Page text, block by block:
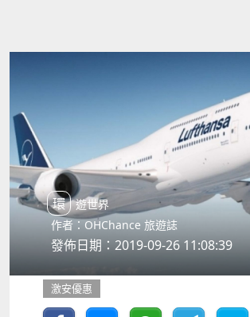
環遊世界
作者：OHChance 旅遊誌
發佈日期：2019-09-26 11:08:39
激安優惠